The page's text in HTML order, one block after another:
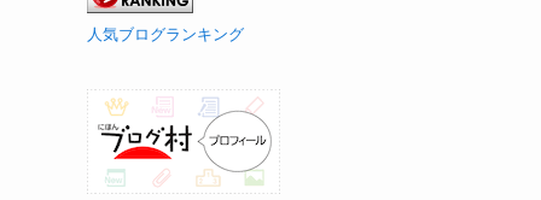
人気ブログランキング